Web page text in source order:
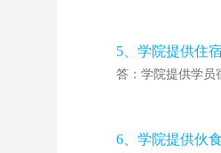
5、学院提供住
答：学院提供学员
6、学院提供伙